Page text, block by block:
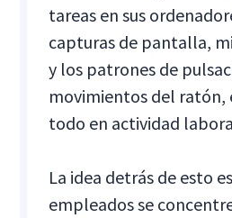
tareas en sus
capturas de pantalla,
y los patrones de
movimientos del ratón,
todo en actividad
La idea detrás de esto
empleados se